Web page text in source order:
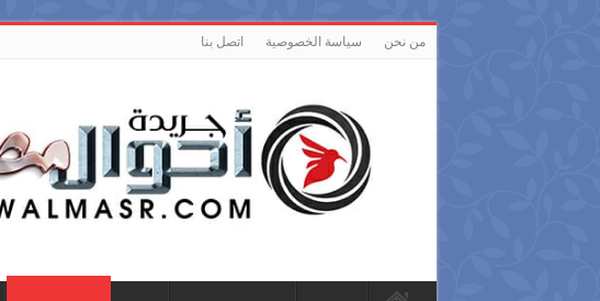
من نحن سياسة الخصوصية اتصل بنا